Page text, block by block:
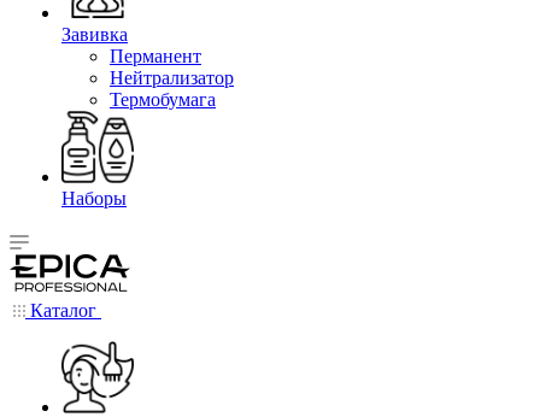
Завивка
Перманент
Нейтрализатор
Термобумага
Наборы
Каталог